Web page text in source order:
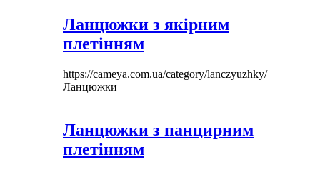
Ланцюжки з якірним
плетінням
https://cameya.com.ua/category/lanczyuzhky/
Ланцюжки
Ланцюжки з панцирним
плетінням